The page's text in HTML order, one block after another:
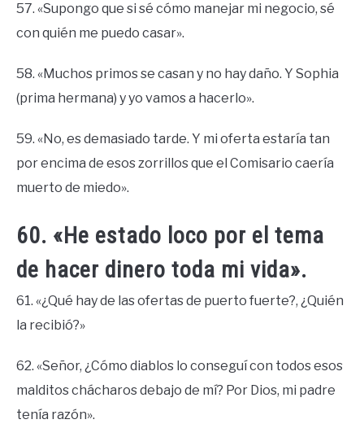
57. «Supongo que si sé cómo manejar mi negocio, sé
con quién me puedo casar».
58. «Muchos primos se casan y no hay daño. Y Sophia
(prima hermana) y yo vamos a hacerlo».
59. «No, es demasiado tarde. Y mi oferta estaría tan
por encima de esos zorrillos que el Comisario caería
muerto de miedo».
60. «He estado loco por el tema
de hacer dinero toda mi vida».
61. «¿Qué hay de las ofertas de puerto fuerte?, ¿Quién
la recibió?»
62. «Señor, ¿Cómo diablos lo conseguí con todos esos
malditos chácharos debajo de mí? Por Dios, mi padre
tenía razón».